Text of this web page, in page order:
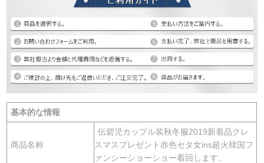
基本的な情報
商品名称
伝碧児カップル装秋冬服2019新着品クレ
スマスプレゼント赤色セタ女ins超火韓国フ
ァンシーショーショー着回します。